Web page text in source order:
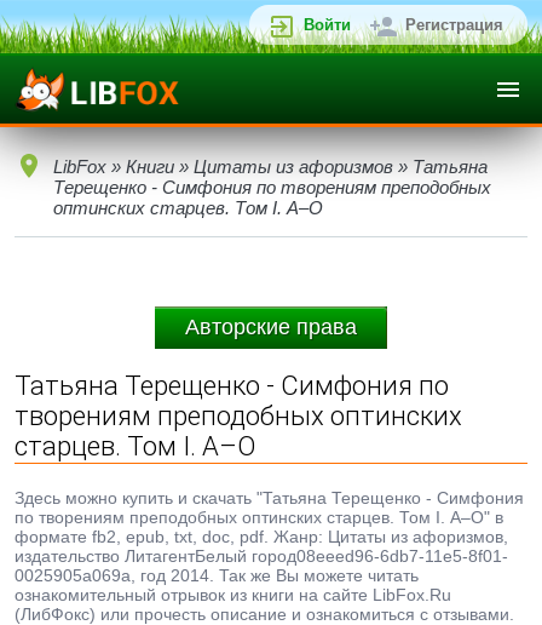
Войти Регистрация
LibFox » Книги » Цитаты из афоризмов » Татьяна
Терещенко - Симфония по творениям преподобных
оптинских старцев. Том I. А–О
Авторские права
Татьяна Терещенко - Симфония по
творениям преподобных оптинских
старцев. Том I. А–О
Здесь можно купить и скачать "Татьяна Терещенко - Симфония
по творениям преподобных оптинских старцев. Том I. А–О" в
формате fb2, epub, txt, doc, pdf. Жанр: Цитаты из афоризмов,
издательство ЛитагентБелый город08eeed96-6db7-11e5-8f01-
0025905a069a, год 2014. Так же Вы можете читать
ознакомительный отрывок из книги на сайте LibFox.Ru
(ЛибФокс) или прочесть описание и ознакомиться с отзывами.